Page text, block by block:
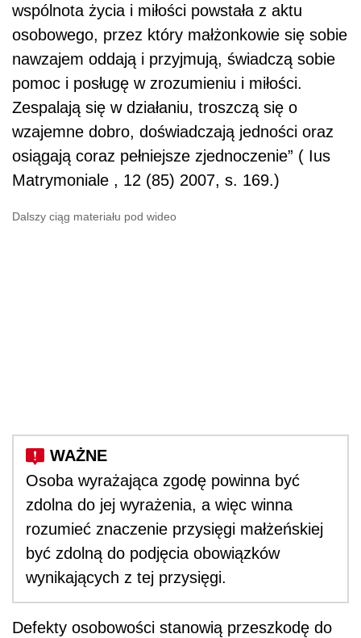
wspólnota życia i miłości powstała z aktu
osobowego, przez który małżonkowie się sobie
nawzajem oddają i przyjmują, świadczą sobie
pomoc i posługę w zrozumieniu i miłości.
Zespalają się w działaniu, troszczą się o
wzajemne dobro, doświadczają jedności oraz
osiągają coraz pełniejsze zjednoczenie” ( Ius
Matrymoniale , 12 (85) 2007, s. 169.)
Dalszy ciąg materiału pod wideo
Osoba wyrażająca zgodę powinna być
zdolna do jej wyrażenia, a więc winna
rozumieć znaczenie przysięgi małżeńskiej
być zdolną do podjęcia obowiązków
wynikających z tej przysięgi.
Defekty osobowości stanowią przeszkodę do